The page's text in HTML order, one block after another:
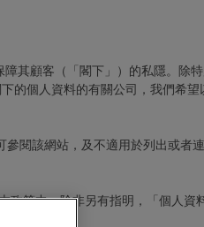
其顧客（「閣下」）的私隱。除
的個人資料的有關公司，我們希望
參閱該網站，及不適用於列出或者
政策中，除非另有指明，「個人資